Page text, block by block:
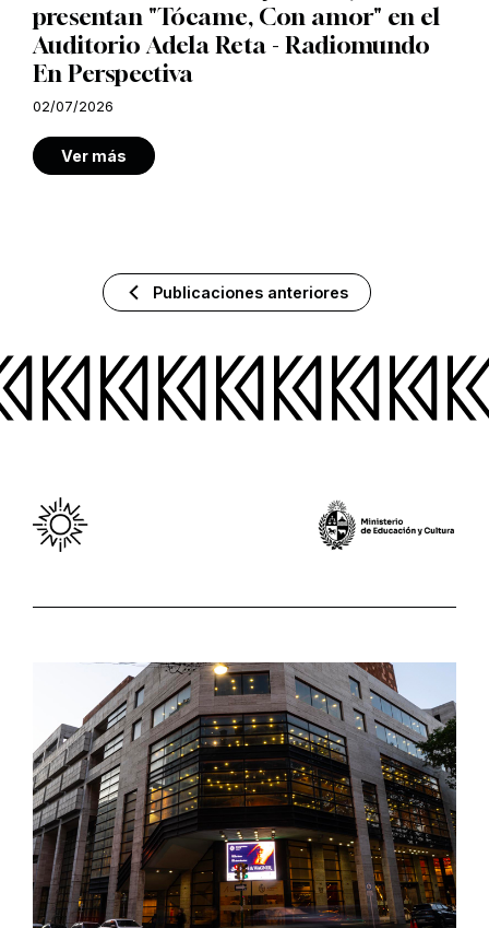
presentan "Tócame, Con amor" en el
Auditorio Adela Reta - Radiomundo
En Perspectiva
02/07/2026
Ver más
Publicaciones anteriores